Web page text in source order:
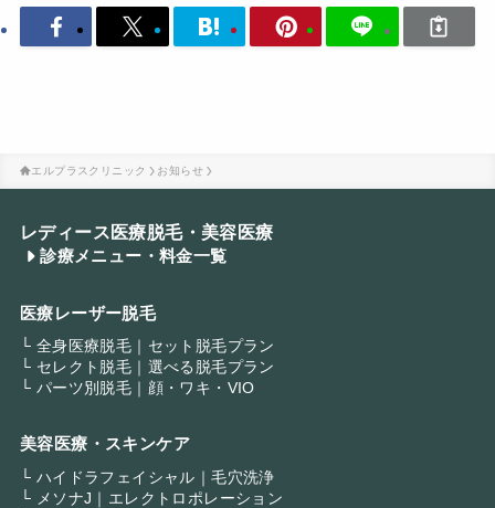
エルプラスクリニック お知らせ
レディース医療脱毛・美容医療
診療メニュー・料金一覧
医療レーザー脱毛
└ 全身医療脱毛｜セット脱毛プラン
└ セレクト脱毛｜選べる脱毛プラン
└ パーツ別脱毛｜顔・ワキ・VIO
美容医療・スキンケア
└ ハイドラフェイシャル｜毛穴洗浄
└ メソナJ｜エレクトロポレーション